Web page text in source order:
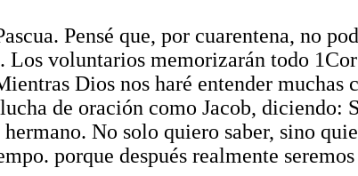
Pensé que, por cuarentena, no
Los voluntarios memorizarán todo
Dios nos haré entender muchas
de oración como Jacob, diciendo:
No solo quiero saber, sino
porque después realmente